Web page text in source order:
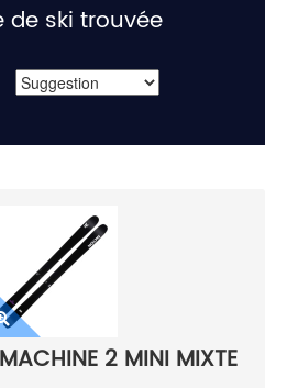
de ski trouvée
2 MINI MIXTE